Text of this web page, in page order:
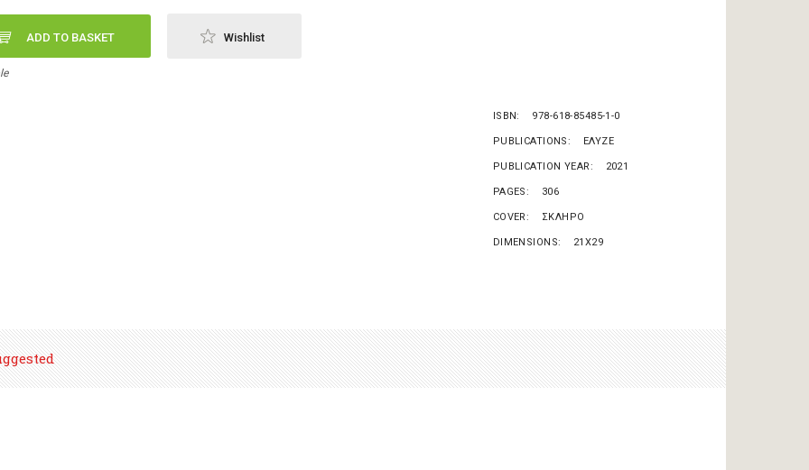
ADD TO BASKET Wishlist
ISBN 978-618-85485-1-0
PUBLICATIONS ΕΛΥΖΕ
PUBLICATION YEAR 2021
PAGES 306
COVER ΣΚΛΗΡΟ
DIMENSIONS 21X29